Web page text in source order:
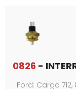
0826 -
Ford: Cargo 712,